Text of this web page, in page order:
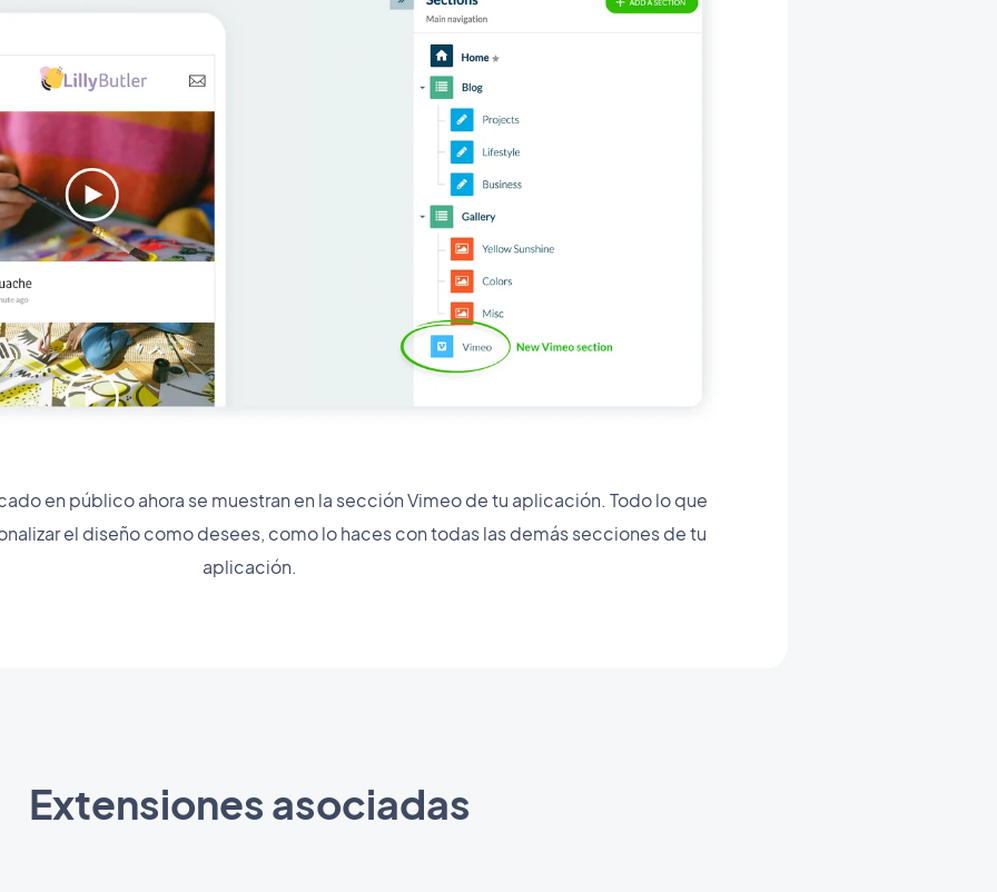
en público ahora se muestran en la sección Vimeo de tu aplicación. Todo lo que
el diseño como desees, como lo haces con todas las demás secciones de tu
aplicación.
Extensiones asociadas